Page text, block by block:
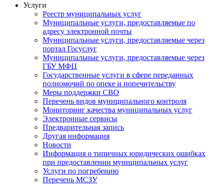
Услуги
Реестр муниципальных услуг
Муниципальные услуги, предоставляемые по
адресу электронной почты
Муниципальные услуги, предоставляемые через
портал Госуслуг
Муниципальные услуги, предоставляемые через
ГБУ МФЦ
Государственные услуги в сфере переданных
полномочий по опеке и попечительству
Меры поддержки СВО
Перечень видов муниципального контроля
Мониторинг качества муниципальных услуг
Электронные сервисы
Предварительная запись
Другая информация
Новости
Информация о типичных юридических ошибках
при предоставлении муниципальных услуг
Услуги по погребению
Перечень МСЗУ